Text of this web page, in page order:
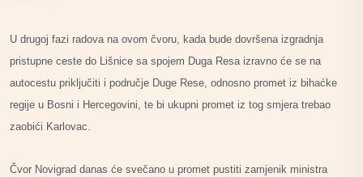
U drugoj fazi radova na ovom čvoru, kada bude dovršena izgradnja
pristupne ceste do Lišnice sa spojem Duga Resa izravno će se na
autocestu priključiti i područje Duge Rese, odnosno promet iz bihaćke
regije u Bosni i Hercegovini, te bi ukupni promet iz tog smjera trebao
zaobići Karlovac.
Čvor Novigrad danas će svečano u promet pustiti zamjenik ministra